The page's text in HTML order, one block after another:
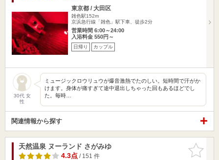
東京都 / 大田区
雑色駅152m
京浜急行線「雑色」駅下車、徒歩2分
営業時間 6:00～24:00
入浴料金 550円～
日帰り カップル
30代 女
性
ミュージックロウリュウが爆音激熱でたのしい。短時間で汗がか
けます。身体が痛すぎて途中退出しちゃった回もあるほどでし
た。毎時…
関連情報から探す
お気に入
りに追加
天然温泉 ヌーランド さがみゆ
4.3点/ 151 件